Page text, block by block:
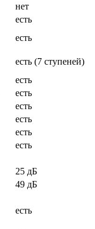
нет
есть
есть
есть (7 ступеней)
есть
есть
есть
есть
есть
есть
25 дБ
49 дБ
есть